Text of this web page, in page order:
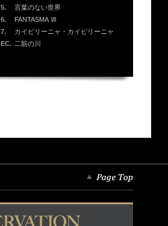
5.
言葉のない世界
6.
FANTASMA Ⅶ
7.
カイピリーニャ・カイピリーニャ
EC. 二筋の川